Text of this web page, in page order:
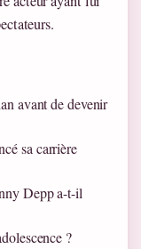
avant de devenir
sa carrière
Depp a-t-il
?